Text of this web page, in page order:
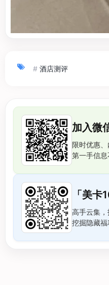
# 酒店测评
加入微
限时优惠
第一手信息
「美
高手云集
挖掘隐藏福